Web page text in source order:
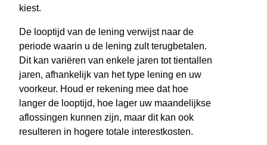
kiest.
De looptijd van de lening verwijst naar de
periode waarin u de lening zult terugbetalen.
Dit kan variëren van enkele jaren tot tientallen
jaren, afhankelijk van het type lening en uw
voorkeur. Houd er rekening mee dat hoe
langer de looptijd, hoe lager uw maandelijkse
aflossingen kunnen zijn, maar dit kan ook
resulteren in hogere totale interestkosten.